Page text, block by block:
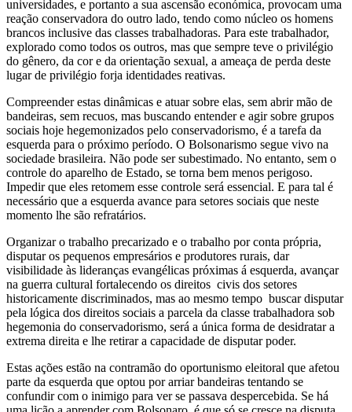
universidades, e portanto a sua ascensão económica, provocam uma
reação conservadora do outro lado, tendo como núcleo os homens
brancos inclusive das classes trabalhadoras. Para este trabalhador,
explorado como todos os outros, mas que sempre teve o privilégio
do gênero, da cor e da orientação sexual, a ameaça de perda deste
lugar de privilégio forja identidades reativas.
Compreender estas dinâmicas e atuar sobre elas, sem abrir mão de
bandeiras, sem recuos, mas buscando entender e agir sobre grupos
sociais hoje hegemonizados pelo conservadorismo, é a tarefa da
esquerda para o próximo período. O Bolsonarismo segue vivo na
sociedade brasileira. Não pode ser subestimado. No entanto, sem o
controle do aparelho de Estado, se torna bem menos perigoso.
Impedir que eles retomem esse controle será essencial. E para tal é
necessário que a esquerda avance para setores sociais que neste
momento lhe são refratários.
Organizar o trabalho precarizado e o trabalho por conta própria,
disputar os pequenos empresários e produtores rurais, dar
visibilidade às lideranças evangélicas próximas á esquerda, avançar
na guerra cultural fortalecendo os direitos civis dos setores
historicamente discriminados, mas ao mesmo tempo buscar disputar
pela lógica dos direitos sociais a parcela da classe trabalhadora sob
hegemonia do conservadorismo, será a única forma de desidratar a
extrema direita e lhe retirar a capacidade de disputar poder.
Estas ações estão na contramão do oportunismo eleitoral que afetou
parte da esquerda que optou por arriar bandeiras tentando se
confundir com o inimigo para ver se passava despercebida. Se há